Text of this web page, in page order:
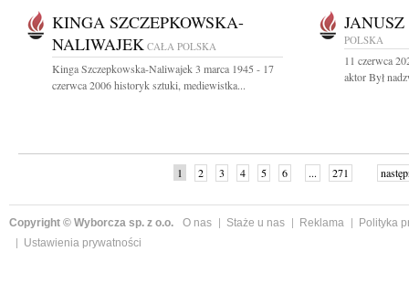
KINGA SZCZEPKOWSKA-
NALIWAJEK CAŁA POLSKA
Kinga Szczepkowska-Naliwajek 3 marca 1945 - 17
czerwca 2006 historyk sztuki, mediewistka...
POLSKA
11 czerwca
aktor Był
1 2 3 4 5 6 ... 271
Copyright © Wyborcza sp. z o.o. O nas Staże u nas Reklama
Polityka
Ustawienia prywatności